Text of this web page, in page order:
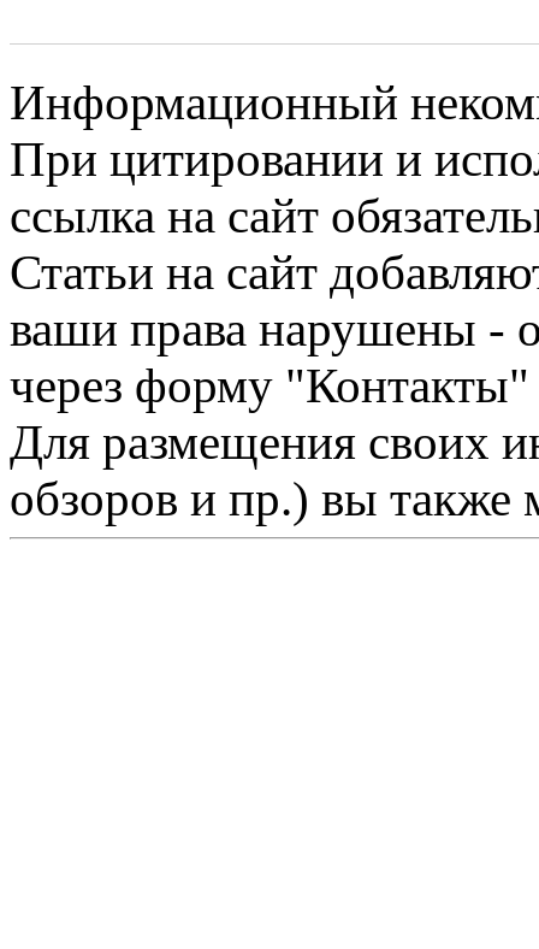
Информационный
При цитировании и
ссылка на сайт
Статьи на сайт
ваши права нарушены -
через форму "Контакты"
Для размещения своих
обзоров и пр.) вы также